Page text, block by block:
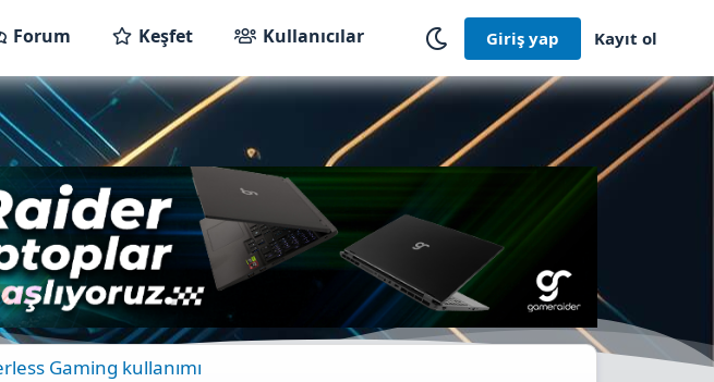
Forum Keşfet Kullanıcılar Giriş yap Kayıt ol
Gaming kullanımı